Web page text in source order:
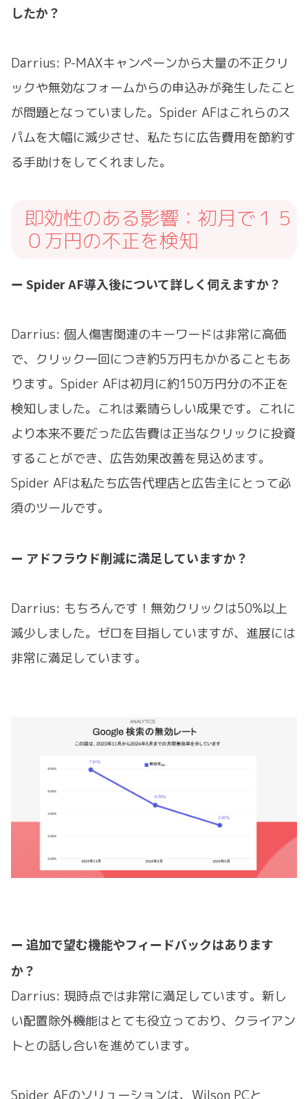
したか？
Darrius: P-MAXキャンペーンから大量の不正クリ
ックや無効なフォームからの申込みが発生したこと
が問題となっていました。Spider AFはこれらのス
パムを大幅に減少させ、私たちに広告費用を節約す
る手助けをしてくれました。
即効性のある影響：初月で１５
０万円の不正を検知
ー Spider AF導入後について詳しく伺えますか？
Darrius: 個人傷害関連のキーワードは非常に高価
で、クリック一回につき約5万円もかかることもあ
ります。Spider AFは初月に約150万円分の不正を
検知しました。これは素晴らしい成果です。これに
より本来不要だった広告費は正当なクリックに投資
することができ、広告効果改善を見込めます。
Spider AFは私たち広告代理店と広告主にとって必
須のツールです。
ー アドフラウド削減に満足していますか？
Darrius: もちろんです！無効クリックは50%以上
減少しました。ゼロを目指していますが、進展には
非常に満足しています。
ー 追加で望む機能やフィードバックはあります
か？
Darrius: 現時点では非常に満足しています。新し
い配置除外機能はとても役立っており、クライアン
トとの話し合いを進めています。
Spider AFのソリューションは、Wilson PCと